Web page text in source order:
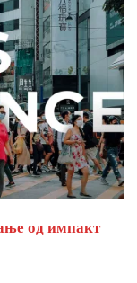
од импакт